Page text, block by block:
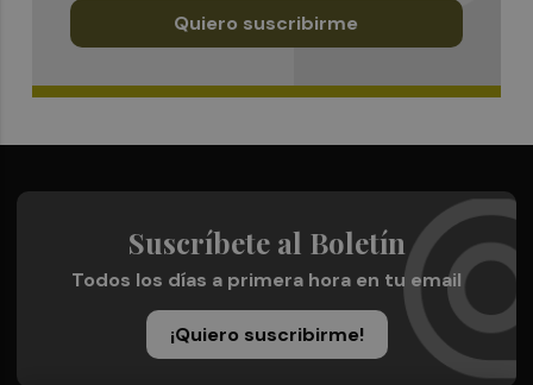
Quiero suscribirme
Suscríbete al Boletín
Todos los días a primera hora en tu email
¡Quiero suscribirme!